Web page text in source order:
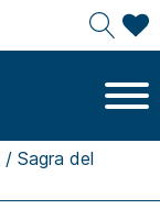
/ Sagra del